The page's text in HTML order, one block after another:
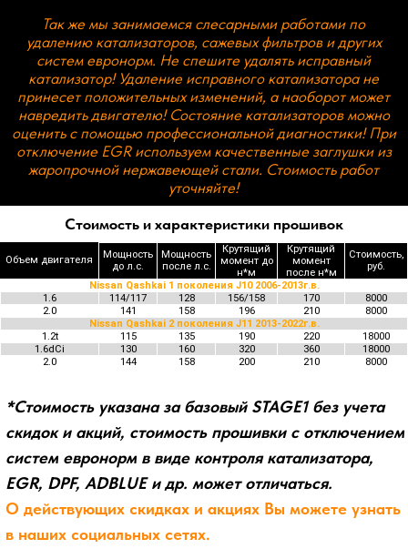
Стоимость и характеристики прошивок
Объем двигателя
Мощность
до л.с.
Мощность
после л.с.
Крутящий
момент до
н*м
Крутящий
момент
после н*м
Стоимость,
руб.
Nissan Qashkai 1 поколения J10 2006-2013г.в.
1.6
114/117 128 156/158 170
8000
2.0
141 158 196 210
8000
Nissan Qashkai 2 поколения J11 2013-2022г.в.
1.2t
115 135 190 220
18000
1.6dCi
130 160 320 360
18000
2.0
144 158 200 210 8000
О действующих скидках и акциях Вы можете узнать
в наших социальных сетях.